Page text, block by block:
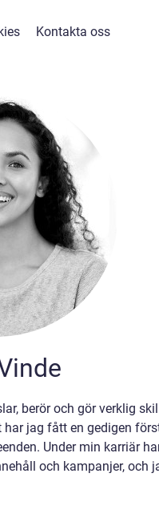
Kontakta oss
berör och gör verklig
jag fått en gedigen
Under min karriär
och kampanjer, och